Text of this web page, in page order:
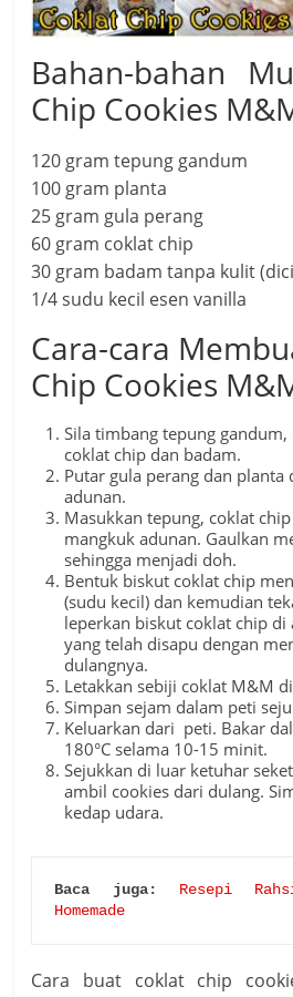
Bahan-bahan
Chip Cookies
120 gram tepung gandum
100 gram planta
25 gram gula perang
60 gram coklat chip
30 gram badam tanpa kulit
1/4 sudu kecil esen vanilla
Cara-cara
Chip Cookies
Sila timbang tepung
coklat chip dan badam.
Putar gula perang dan planta
adunan.
Masukkan tepung, coklat
mangkuk adunan. Gaulkan
sehingga menjadi doh.
Bentuk biskut coklat chip
(sudu kecil) dan kemudian
leperkan biskut coklat chip di
yang telah disapu dengan
dulangnya.
Letakkan sebiji coklat M&M
Simpan sejam dalam peti
Keluarkan dari peti. Bakar
180°C selama 10-15 minit.
Sejukkan di luar ketuhar
ambil cookies dari dulang.
kedap udara.
Baca juga:
Resepi
Homemade
Cara buat coklat chip